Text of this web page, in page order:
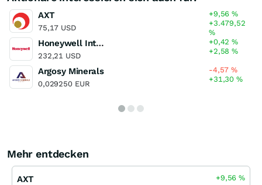
AXT
75,17 USD
+9,56%
+3.479,52
%
Honeywell International
232,21 USD
+0,42%
+2,58%
Argosy Minerals
0,029250 EUR
-4,57%
+31,30%
Mehr entdecken
AXT +9,56%